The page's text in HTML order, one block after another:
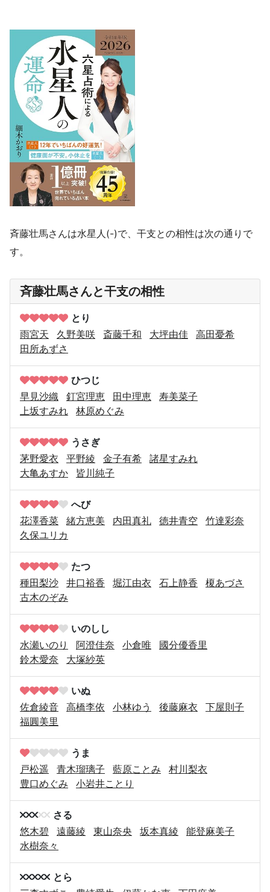
斉藤壮馬さんは水星人(-)で、干支との相性は次の通りで
す。
斉藤壮馬さんと干支の相性
とり
雨宮天
久野美咲 斎藤千和 大坪由佳
高田憂希
田所あずさ
ひつじ
早見沙織
釘宮理恵 田中理恵
寿美菜子
上坂すみれ
林原めぐみ
うさぎ
茅野愛衣
平野綾 金子有希
諸星すみれ
大亀あすか
皆川純子
へび
花澤香菜
緒方恵美 内田真礼 徳井青空
竹達彩奈
久保ユリカ
たつ
種田梨沙
井口裕香 堀江由衣 石上静香
榎あづさ
古木のぞみ
いのしし
水瀬いのり
阿澄佳奈 小倉唯
國分優香里
鈴木愛奈
大塚紗英
いぬ
佐倉綾音
高橋李依 小林ゆう 後藤麻衣
下屋則子
福圓美里
うま
戸松遥
青木瑠璃子 藍原ことみ
村川梨衣
豊口めぐみ
小岩井ことり
さる
悠木碧
遠藤綾 東山奈央 坂本真綾
能登麻美子
水樹奈々
とら